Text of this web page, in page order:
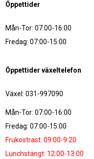
Öppettider
Mån-Tor: 07:00-16:00
Fredag: 07:00-15:00
Öppettider växeltelefon
Växel: 031-997090
Mån-Tor: 07:00-16:00
Fredag: 07:00-15:00
Frukostrast: 09:00-9:20
Lunchstängt: 12:00-13:00